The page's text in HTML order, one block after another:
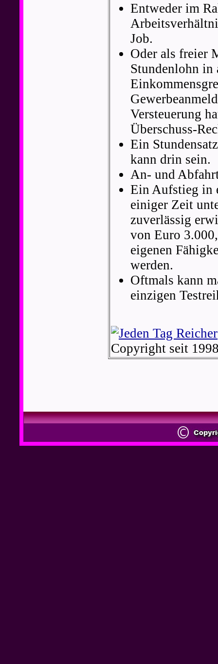
Entweder im
Job.
Oder als freier
Stundenlohn in
Versteuerung
Überschuss-
Ein
kann drin sein.
An- und
Ein Aufstieg in
einiger Zeit
zuverlässig
von Euro
eigenen
werden.
Oftmals kann
einzigen
Copyright seit